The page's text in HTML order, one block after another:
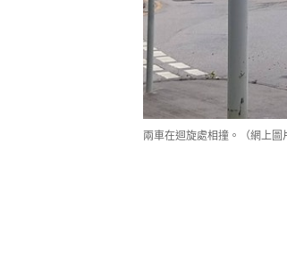
兩車在迴旋處相撞。（網上圖